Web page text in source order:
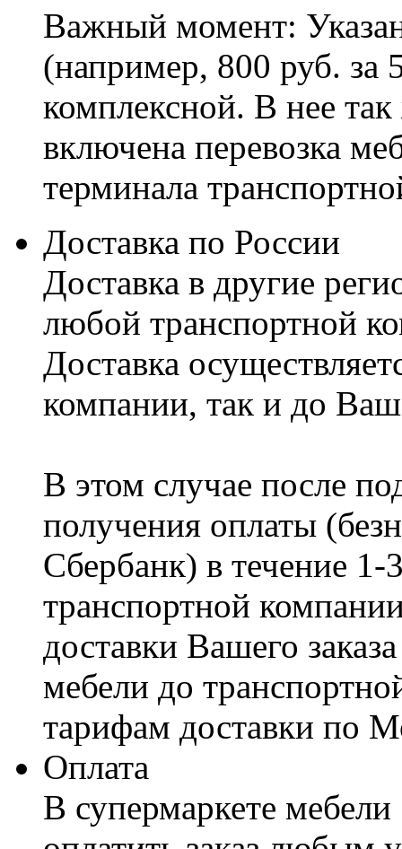
Важный момент:
(например, 800 руб. за
комплексной. В нее
включена перевозка
терминала
Доставка по России
Доставка в другие
любой транспортной
Доставка
компании, так и до
В этом случае после
получения оплаты
Сбербанк) в течение
транспортной
доставки Вашего
мебели до
тарифам доставки по
Оплата
В супермаркете